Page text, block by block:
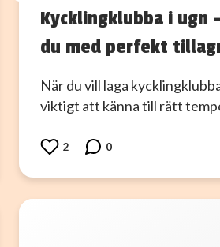
Kycklingklubba i ugn
du med perfekt
När du vill laga
viktigt att känna till rätt
2 0